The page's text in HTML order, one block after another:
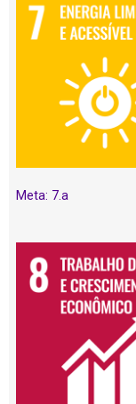
Meta: 7.a